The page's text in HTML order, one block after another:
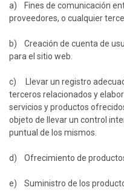
a) Fines de comunicación
proveedores, o cualquier
b) Creación de cuenta de
para el sitio web.
c) Llevar un registro
terceros relacionados y
servicios y productos
objeto de llevar un control
puntual de los mismos.
d) Ofrecimiento de
e) Suministro de los